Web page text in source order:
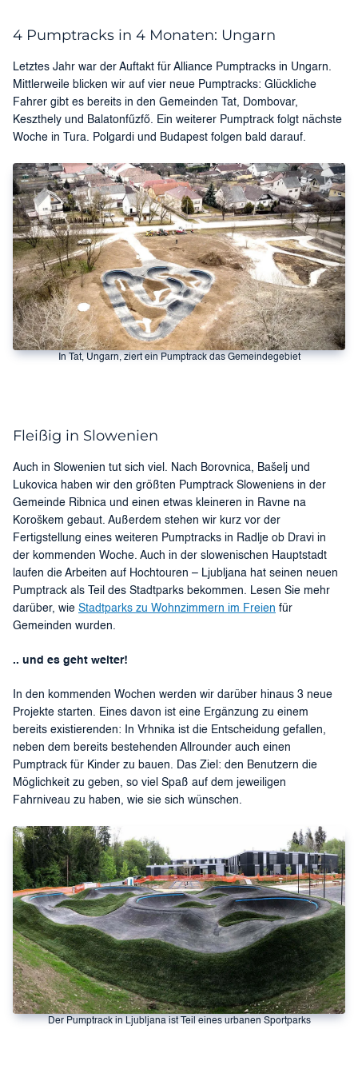
4 Pumptracks in 4 Monaten: Ungarn
Letztes Jahr war der Auftakt für Alliance Pumptracks in Ungarn.
Mittlerweile blicken wir auf vier neue Pumptracks: Glückliche
Fahrer gibt es bereits in den Gemeinden Tat, Dombovar,
Keszthely und Balatonfűzfő. Ein weiterer Pumptrack folgt nächste
Woche in Tura. Polgardi und Budapest folgen bald darauf.
In Tat, Ungarn, ziert ein Pumptrack das Gemeindegebiet
Fleißig in Slowenien
Auch in Slowenien tut sich viel. Nach Borovnica, Bašelj und
Lukovica haben wir den größten Pumptrack Sloweniens in der
Gemeinde Ribnica und einen etwas kleineren in Ravne na
Koroškem gebaut. Außerdem stehen wir kurz vor der
Fertigstellung eines weiteren Pumptracks in Radlje ob Dravi in ​​
der kommenden Woche. Auch in der slowenischen Hauptstadt
laufen die Arbeiten auf Hochtouren – Ljubljana hat seinen neuen
Pumptrack als Teil des Stadtparks bekommen. Lesen Sie mehr
darüber, wie Stadtparks zu Wohnzimmern im Freien für
Gemeinden wurden.
.. und es geht weiter!
In den kommenden Wochen werden wir darüber hinaus 3 neue
Projekte starten. Eines davon ist eine Ergänzung zu einem
bereits existierenden: In Vrhnika ist die Entscheidung gefallen,
neben dem bereits bestehenden Allrounder auch einen
Pumptrack für Kinder zu bauen. Das Ziel: den Benutzern die
Möglichkeit zu geben, so viel Spaß auf dem jeweiligen
Fahrniveau zu haben, wie sie sich wünschen.
Der Pumptrack in Ljubljana ist Teil eines urbanen Sportparks